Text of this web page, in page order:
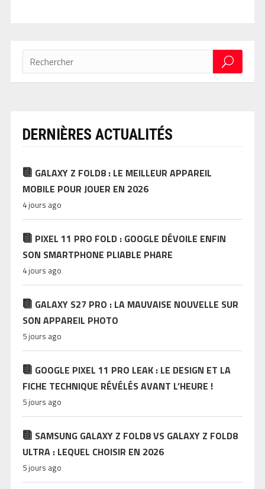
DERNIÈRES ACTUALITÉS
GALAXY Z FOLD8 : LE MEILLEUR APPAREIL
MOBILE POUR JOUER EN 2026
4 jours ago
PIXEL 11 PRO FOLD : GOOGLE DÉVOILE ENFIN
SON SMARTPHONE PLIABLE PHARE
4 jours ago
GALAXY S27 PRO : LA MAUVAISE NOUVELLE SUR
SON APPAREIL PHOTO
5 jours ago
GOOGLE PIXEL 11 PRO LEAK : LE DESIGN ET LA
FICHE TECHNIQUE RÉVÉLÉS AVANT L’HEURE !
5 jours ago
SAMSUNG GALAXY Z FOLD8 VS GALAXY Z FOLD8
ULTRA : LEQUEL CHOISIR EN 2026
5 jours ago